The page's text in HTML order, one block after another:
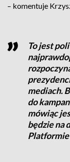
– komentuje
To jest
mediach.
do
mówiąc
będzie na
Platformie